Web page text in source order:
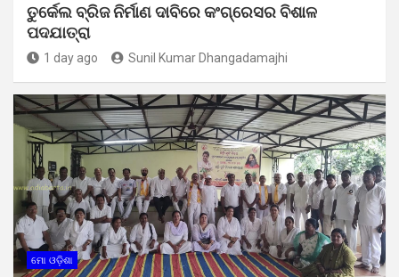
ତୁର୍କେଲ ବ୍ରିଜ ନିର୍ମାଣ ଦାବିରେ କଂଗ୍ରେସର ବିଶାଳ
ପଦଯାତ୍ରା
1 day ago Sunil Kumar Dhangadamajhi
ମୋ ଓଡ଼ିଶା